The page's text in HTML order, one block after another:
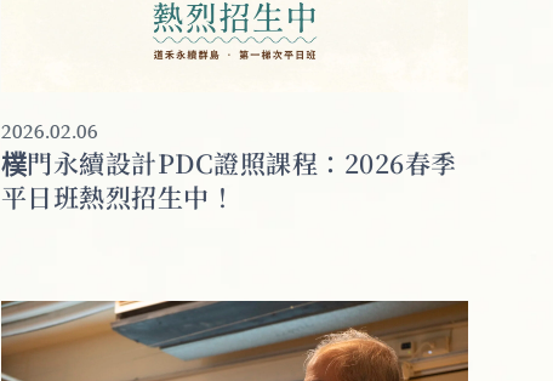
2026.02.06
樸門永續設計PDC證照課程：2026春季
平日班熱烈招生中！